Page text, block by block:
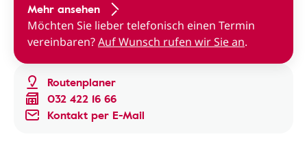
Routenplaner
032 422 16 66
Kontakt per E-Mail
Mehr ansehen
Möchten Sie lieber telefonisch einen Termin
vereinbaren?Auf Wunsch rufen wir Sie an.